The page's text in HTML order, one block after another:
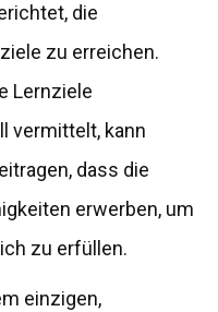
die
zu erreichen.
Lernziele
vermittelt, kann
dass die
erwerben, um
zu erfüllen.
einzigen,